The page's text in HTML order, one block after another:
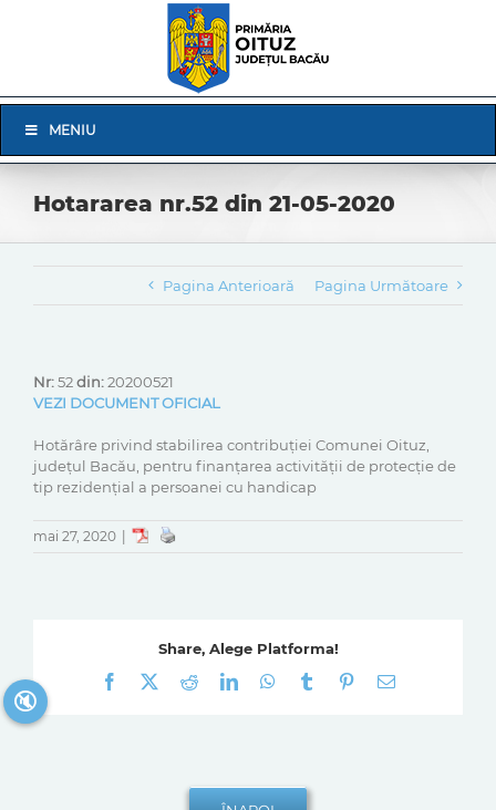
Navigation
MENIU
Hotararea nr.52 din 21-05-2020
Pagina Anterioară Pagina Următoare
Nr:52din:20200521
VEZI DOCUMENT OFICIAL
Hotărâre privind stabilirea contribuției Comunei Oituz,
județul Bacău, pentru finanțarea activității de protecție de
tip rezidențial a persoanei cu handicap
mai 27, 2020
Share, Alege Platforma!
Facebook
RedditLinkedInWhatsApp
Tumblr Pinterest
E-
🔇